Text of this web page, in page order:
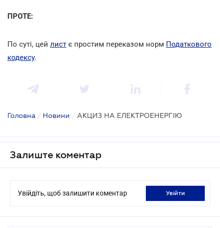
ПРОТЕ:
По суті, цей лист є простим переказом норм Податкового
кодексу.
Головна / Новини / АКЦИЗ НА ЕЛЕКТРОЕНЕРГІЮ
Залиште коментар
Увійдіть, щоб залишити коментар увійти